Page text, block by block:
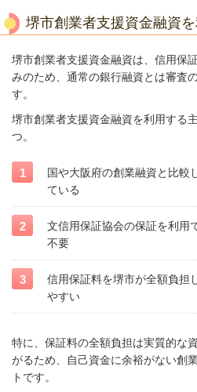
堺市創業者支援資金融資
堺市創業者支援資金融資は、信用保
みのため、通常の銀行融資とは審査
す。
堺市創業者支援資金融資を利用する
つ。
国や大阪府の創業融資と比較
ている
文信用保証協会の保証を利用
不要
信用保証料を堺市が全額負担
やすい
特に、保証料の全額負担は実質的な
がるため、自己資金に余裕がない創
トです。